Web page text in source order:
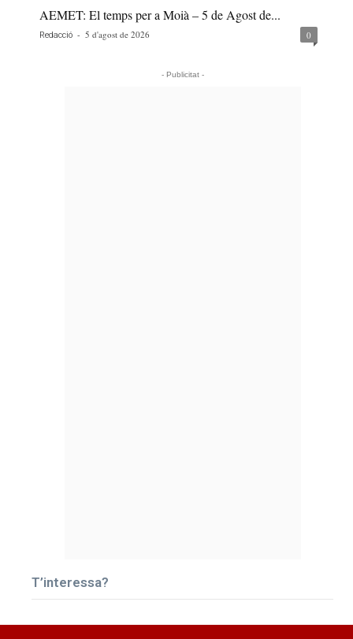
AEMET: El temps per a Moià – 5 de Agost de...
Redacció - 5 d'agost de 2026 0
- Publicitat -
T’interessa?